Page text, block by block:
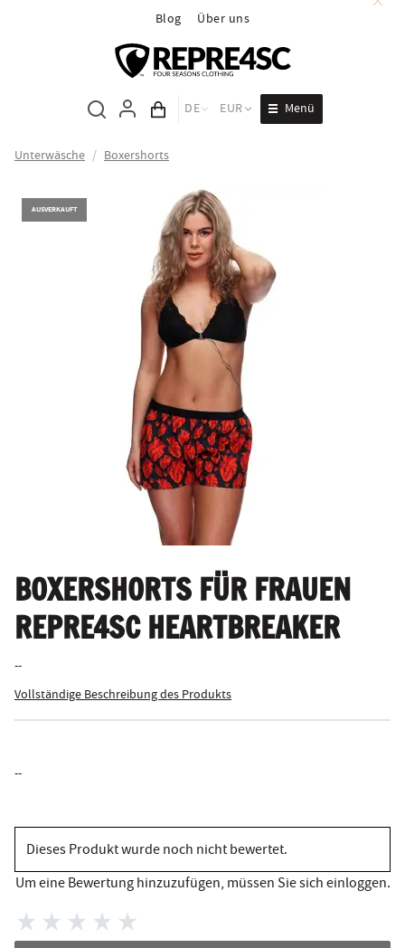
Blog Über uns
Inhalt des Wagens
DE EUR Menü
Unterwäsche / Boxershorts
AUSVERKAUFT
BOXERSHORTS FÜR FRAUEN
REPRE4SC HEARTBREAKER
--
Vollständige Beschreibung des Produkts
--
Dieses Produkt wurde noch nicht bewertet.
Um eine Bewertung hinzuzufügen, müssen Sie sich einloggen.